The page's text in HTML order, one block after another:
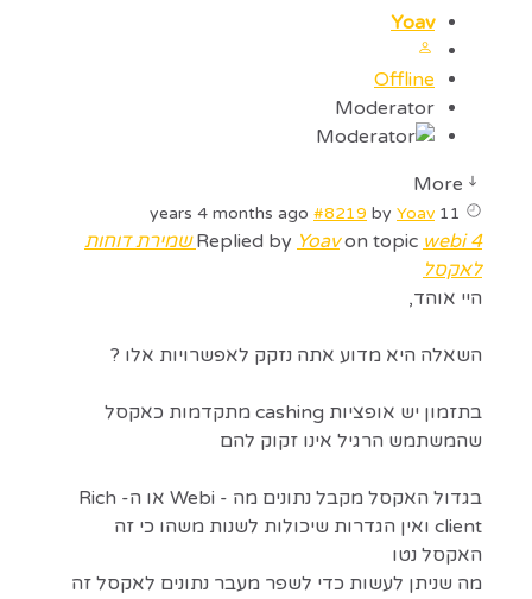
Yoav
Offline
Moderator
More
11 years 4 months ago
#8219 byYoav
Replied byYoavon topic
webi 4 שמירת דוחות
לאקסל
היי אוהד,
השאלה היא מדוע אתה נזקק לאפשרויות אלו ?
בתזמון יש אופציות cashing מתקדמות כאקסל
שהמשתמש הרגיל אינו זקוק להם
בגדול האקסל מקבל נתונים מה - Webi או ה- Rich
client ואין הגדרות שיכולות לשנות משהו כי זה
האקסל נטו
מה שניתן לעשות כדי לשפר מעבר נתונים לאקסל זה